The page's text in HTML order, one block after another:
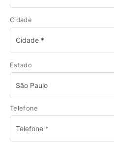
Cidade
Estado
São Paulo
Telefone